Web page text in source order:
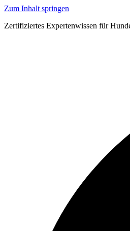
Zum Inhalt springen
Zertifiziertes Expertenwissen für